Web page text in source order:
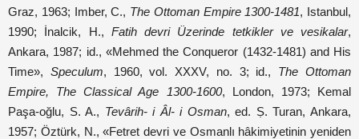
Graz, 1963; Imber, C., The Ottoman Empire 1300-1481, Istanbul,
1990; İnalcik, H., Fatih devri Üzerinde tetkikler ve vesikalar,
Ankara, 1987; id., «Mehmed the Conqueror (1432-1481) and His
Time», Speculum, 1960, vol. XXXV, no. 3; id., The Ottoman
Empire, The Classical Age 1300-1600, London, 1973; Kemal
Paşa-oğlu, S. A., Tevârih- i Âl- i Osman, ed. Ṣ. Turan, Ankara,
1957; Öztürk, N., «Fetret devri ve Osmanlı hâkimiyetinin yeniden